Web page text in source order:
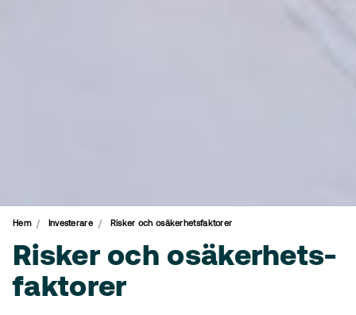
Hem Investerare Risker och osäkerhetsfaktorer
Risker och osäkerhets­
faktorer